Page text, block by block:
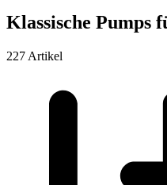
Klassische Pumps
227 Artikel